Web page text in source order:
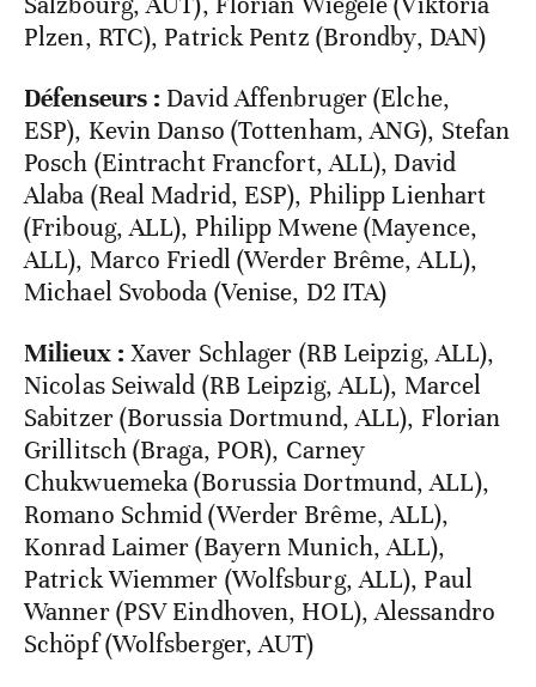
Plzen, RTC), Patrick Pentz (Brondby, DAN)
Défenseurs : David Affenbruger (Elche,
ESP), Kevin Danso (Tottenham, ANG), Stefan
Posch (Eintracht Francfort, ALL), David
Alaba (Real Madrid, ESP), Philipp Lienhart
(Friboug, ALL), Philipp Mwene (Mayence,
ALL), Marco Friedl (Werder Brême, ALL),
Michael Svoboda (Venise, D2 ITA)
Milieux : Xaver Schlager (RB Leipzig, ALL),
Nicolas Seiwald (RB Leipzig, ALL), Marcel
Sabitzer (Borussia Dortmund, ALL), Florian
Grillitsch (Braga, POR), Carney
Chukwuemeka (Borussia Dortmund, ALL),
Romano Schmid (Werder Brême, ALL),
Konrad Laimer (Bayern Munich, ALL),
Patrick Wiemmer (Wolfsburg, ALL), Paul
Wanner (PSV Eindhoven, HOL), Alessandro
Schöpf (Wolfsberger, AUT)